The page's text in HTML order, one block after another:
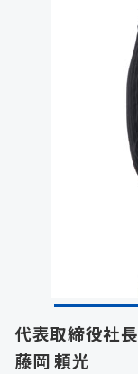
代表取締役社長
藤岡 頼光